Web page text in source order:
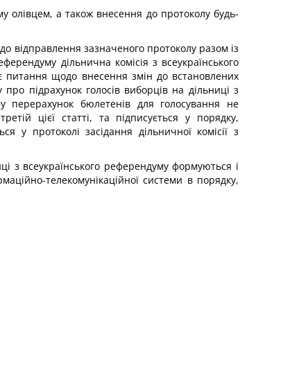
олівцем, а також внесення до протоколу будь-
відправлення зазначеного протоколу разом із
дільнична комісія з всеукраїнського
питання щодо внесення змін до встановлених
підрахунок голосів виборців на дільниці з
бюлетенів для голосування не
цієї статті, та підписується у порядку,
у протоколі засідання дільничної комісії з
з всеукраїнського референдуму формуються і
телекомунікаційної системи в порядку,